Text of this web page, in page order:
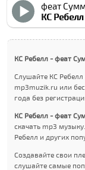
феат
КC Ребелл
КC Ребелл - феат
Слушайте КC
mp3muzik.ru или
года без
КC Ребелл - феат
скачать mp3
Ребелл и других
Создавайте свои
слушайте самые